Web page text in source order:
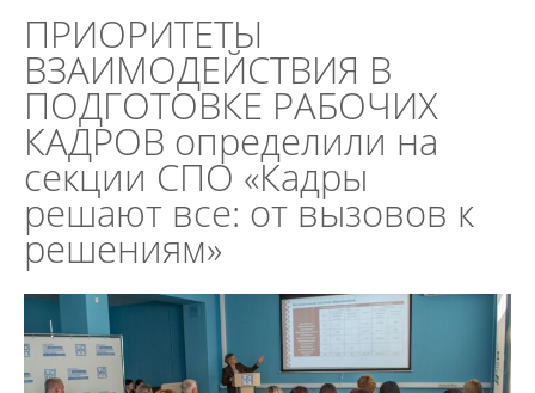
ПРИОРИТЕТЫ
ВЗАИМОДЕЙСТВИЯ В
ПОДГОТОВКЕ РАБОЧИХ
КАДРОВ определили на
секции СПО «Кадры
решают все: от вызовов к
решениям»